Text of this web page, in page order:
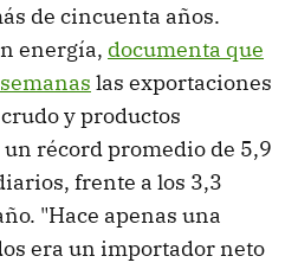
de cincuenta años.
energía, documenta que
las exportaciones
y productos
récord promedio de 5,9
frente a los 3,3
"Hace apenas una
era un importador neto